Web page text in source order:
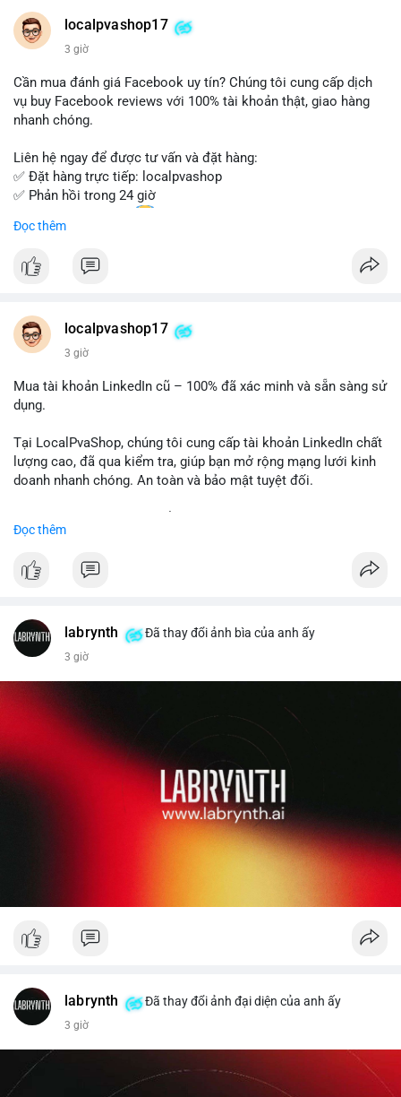
- WhatsApp: +1 (66
215-8938
- Telegram: @localpvashop
Đừng bỏ lỡ cơ hội sở hữu tài khoản WeChat chất lượng với giá
tốt. Liên hệ ngay!
localpvashop17
3 giờ
Cần mua đánh giá Facebook uy tín? Chúng tôi cung cấp dịch
vụ buy Facebook reviews với 100% tài khoản thật, giao hàng
nhanh chóng.
Liên hệ ngay để được tư vấn và đặt hàng:
✅ Đặt hàng trực tiếp: localpvashop
✅ Phản hồi trong 24 giờ
✅ WhatsApp: +1 (66
✅ Telegram: @localpvashop
✅ Email: localpvashop@gmail.com
Đọc thêm
localpvashop17
3 giờ
Mua tài khoản LinkedIn cũ – 100% đã xác minh và sẵn sàng sử
dụng.
Tại LocalPvaShop, chúng tôi cung cấp tài khoản LinkedIn chất
lượng cao, đã qua kiểm tra, giúp bạn mở rộng mạng lưới kinh
doanh nhanh chóng. An toàn và bảo mật tuyệt đối.
✅ Phản hồi trong 24 giờ
✅ Email: localpvashop@gmail.com
Đọc thêm
labrynth Đã thay đổi ảnh bìa của anh ấy
3 giờ
labrynth Đã thay đổi ảnh đại diện của anh ấy
3 giờ